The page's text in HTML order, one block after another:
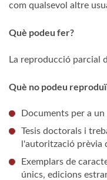
com qualsevol altre
Què podeu fer?
La reproducció parcial
Què no podeu
Documents per a
Tesis doctorals i
l'autorització prèvia
Exemplars de
únics, edicions